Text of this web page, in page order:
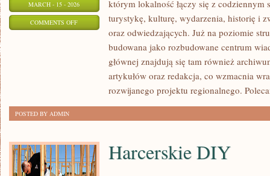
MARCH - 15 - 2026
COMMENTS OFFON
SZAMOTUŁY
którym lokalność łączy się z codziennym
turystykę, kulturę, wydarzenia, historię i
oraz odwiedzających. Już na poziomie
budowana jako rozbudowane centrum
głównej znajdują się tam również
artykułów oraz redakcja, co wzmacnia
rozwijanego projektu regionalnego.
POSTED BY ADMIN
Harcerskie DIY